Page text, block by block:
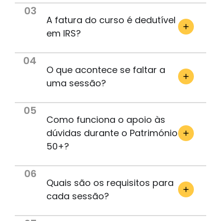
internacionais.
Ao
longo
percurso
profissional,
exerceu
funções
de
e
coordenação
complexidade,
se
a
A fatura do curso é dedutível
em IRS?
03
O que acontece se faltar a
uma sessão?
04
Como funciona o apoio às
dúvidas durante o Património
50+?
05
Quais são os requisitos para
cada sessão?
06